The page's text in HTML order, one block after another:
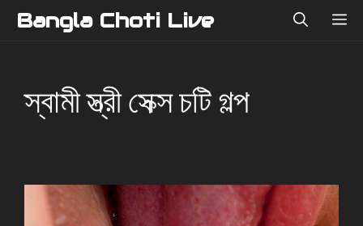
SkipBangla Choti Live
স্বামী স্ত্রী সেক্স চটি গল্প